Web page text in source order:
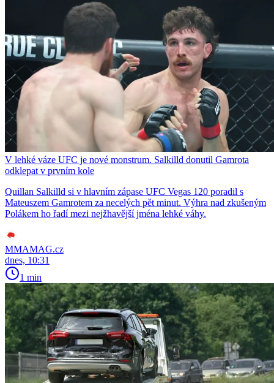
V lehké váze UFC je nové monstrum. Salkilld donutil Gamrota
odklepat v prvním kole
Quillan Salkilld si v hlavním zápase UFC Vegas 120 poradil s
Mateuszem Gamrotem za necelých pět minut. Výhra nad zkušeným
Polákem ho řadí mezi nejžhavější jména lehké váhy.
MMAMAG.cz
dnes, 10:31
1 min